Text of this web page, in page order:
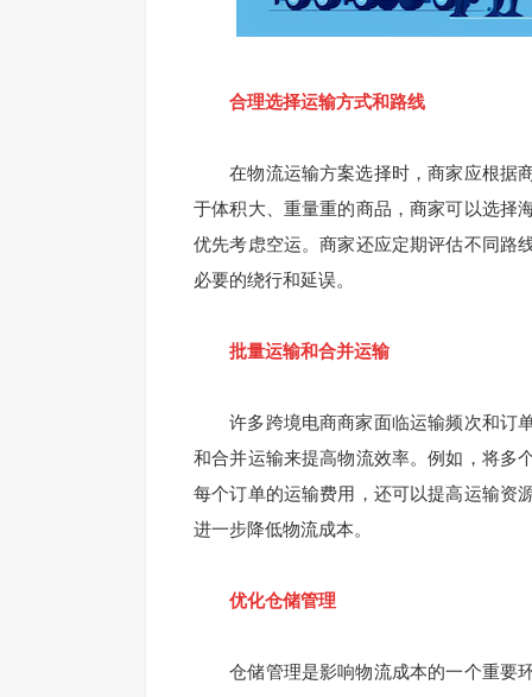
合理选择运输方式和路线
在物流运输方案选择时，商家应根据商
于体积大、重量重的商品，商家可以选择
优先考虑空运。商家还应定期评估不同路
必要的绕行和延误。
批量运输和合并运输
许多跨境电商商家面临运输频次和订单
和合并运输来提高物流效率。例如，将多
每个订单的运输费用，还可以提高运输资
进一步降低物流成本。
优化仓储管理
仓储管理是影响物流成本的一个重要环